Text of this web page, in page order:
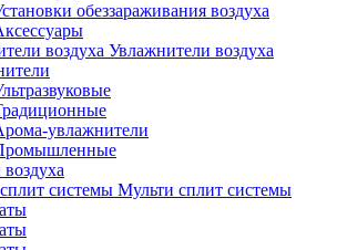
обеззараживания воздуха
Увлажнители воздуха
увлажнители
Мульти сплит системы